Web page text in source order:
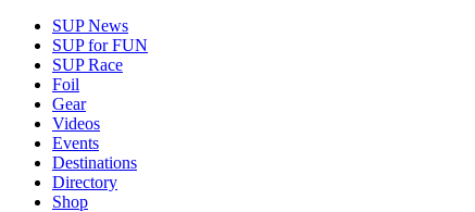
SUP News
SUP for FUN
SUP Race
Foil
Gear
Videos
Events
Destinations
Directory
Shop